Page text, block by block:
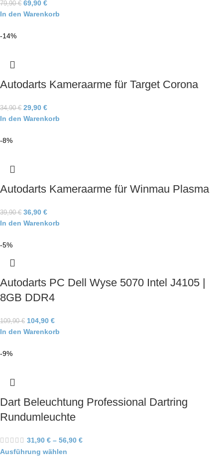
79,90€ 69,90 €
In den Warenkorb
-14%
Autodarts Kameraarme für Target Corona
34,90€ 29,90 €
In den Warenkorb
-8%
Autodarts Kameraarme für Winmau Plasma
39,90€ 36,90 €
In den Warenkorb
-5%
Autodarts PC Dell Wyse 5070 Intel J4105 |
8GB DDR4
109,90€ 104,90 €
In den Warenkorb
-9%
Dart Beleuchtung Professional Dartring
Rundumleuchte
31,90 € – 56,90 €
Ausführung wählen